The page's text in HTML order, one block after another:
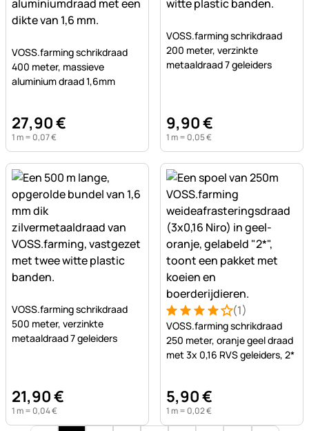
Nog geen beoordelingen geplaatst
VOSS.farming schrikdraad
400 meter, massieve
aluminium draad 1,6mm
27,90€
1 m = 0,07€
VOSS.farming schrikdraad
200 meter, verzinkte
metaaldraad 7 geleiders
9,90€
1 m = 0,05€
Nog geen beoordelingen geplaatst
VOSS.farming schrikdraad
500 meter, verzinkte
metaaldraad 7 geleiders
21,90€
1 m = 0,04€
Beoordeling: 4 van 5 (1
1 Bewertung(1)
VOSS.farming schrikdraad
250 meter, oranje geel draad
met 3x 0,16 RVS geleiders, 2*
5,90€
1 m = 0,02€